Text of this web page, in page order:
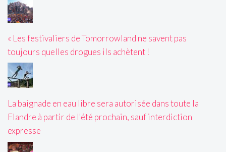
« Les festivaliers de Tomorrowland ne savent pas
toujours quelles drogues ils achètent !
La baignade en eau libre sera autorisée dans toute la
Flandre à partir de l'été prochain, sauf interdiction
expresse